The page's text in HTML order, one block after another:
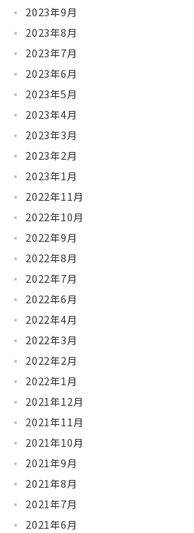
2023年9月
2023年8月
2023年7月
2023年6月
2023年5月
2023年4月
2023年3月
2023年2月
2023年1月
2022年11月
2022年10月
2022年9月
2022年8月
2022年7月
2022年6月
2022年4月
2022年3月
2022年2月
2022年1月
2021年12月
2021年11月
2021年10月
2021年9月
2021年8月
2021年7月
2021年6月